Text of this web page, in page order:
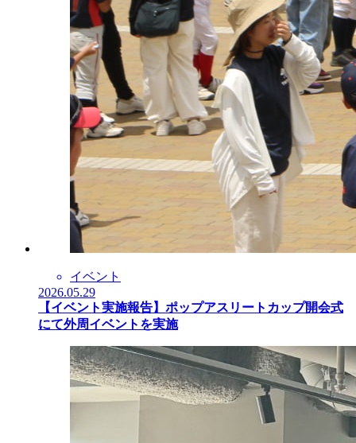
イベント
2026.05.29
【イベント実施報告】ポップアスリートカップ開会式
にて外周イベントを実施